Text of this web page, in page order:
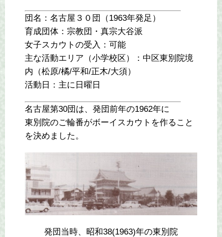
団名：名古屋３０団（1963年発足）
育成団体：宗教団・真宗大谷派
女子スカウトの受入：可能
主な活動エリア（小学校区）：中区東別院境
内（松原/橘/平和/正木/大須）
活動日：主に日曜日
名古屋第30団は、発団前年の1962年に
東別院のご輪番がボーイスカウトを作ること
を決めました。
発団当時、昭和38(1963)年の東別院